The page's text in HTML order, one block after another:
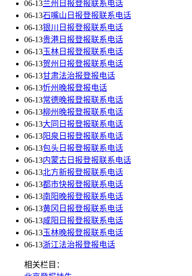
06-13兰州日报登报联系电话
06-13石嘴山日报登报联系电话
06-13银川日报登报联系电话
06-13贵港日报登报联系电话
06-13玉林日报登报联系电话
06-13贺州日报登报联系电话
06-13甘肃法治报登报电话
06-13忻州晚报登报电话
06-13常德晚报登报联系电话
06-13柳州晚报登报联系电话
06-13大同日报登报联系电话
06-13阳泉日报登报联系电话
06-13包头日报登报联系电话
06-13内蒙古日报登报联系电话
06-13北方新报登报联系电话
06-13都市快报登报联系电话
06-13南阳晚报登报联系电话
06-13黄冈日报登报联系电话
06-13咸阳日报登报联系电话
06-13玉林晚报登报联系电话
06-13浙江法治报登报电话
相关栏目：